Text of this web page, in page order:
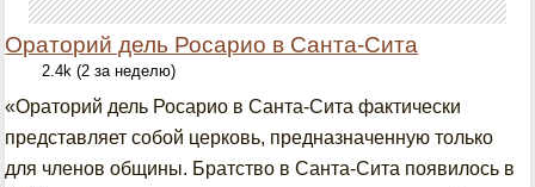
Ораторий дель Росарио в Санта-Сита
2.4k (2 за неделю)
«Ораторий дель Росарио в Санта-Сита фактически
представляет собой церковь, предназначенную только
для членов общины. Братство в Санта-Сита появилось в